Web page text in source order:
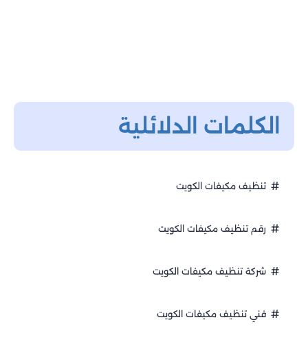
الكلمات الدلائلية
تنظيف مكيفات الكويت
رقم تنظيف مكيفات الكويت
شركة تنظيف مكيفات الكويت
فني تنظيف مكيفات الكويت